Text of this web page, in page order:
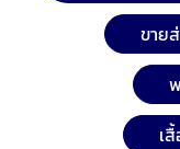
ขาย
เ